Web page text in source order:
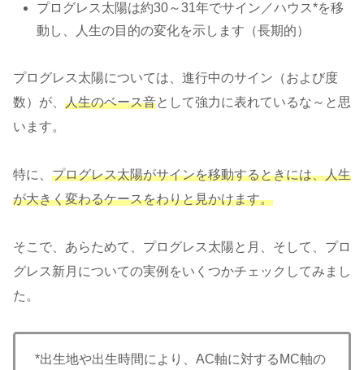
プログレス太陽は約30～31年でサイン／ハウス*を移
動し、人生の目的の変化を示します（長期的）
プログレス太陽については、進行中のサイン（および度
数）が、 人生のベース音として強力に表れているな～と思
います。
特に、 プログレス太陽がサインを移動するときには、人生
が大きく変わるケースをわりと見かけます。
そこで、あらためて、プログレス太陽と月、そして、プロ
グレス新月についての実例をいくつかチェックしてみまし
た。
*出生地や出生時間により、AC軸に対するMC軸の